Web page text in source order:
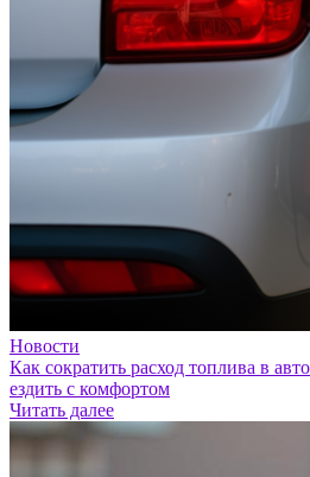
Новости
Как сократить расход топлива в
ездить с комфортом
Читать далее